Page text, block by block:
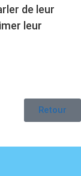
de leur
leur
Retour